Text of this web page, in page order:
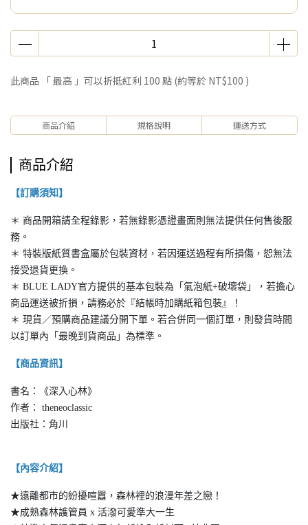
此商品 「 最高 」可以折抵紅利 100 點 (約等於 NT$100 )
商品介紹 規格說明 運送方式
商品介紹
【訂購須知】
＊ 商品開箱請全程錄影，若無錄影憑證畫面則無法提供任何售後服
務。
＊ 特裝版紙質書盒屬於包裝資材，若因運送過程有所損傷，恕無法
接受退貨更換。
＊ BLUE LADY官方提供的基本包裝為「氣泡紙+破壞袋」，若擔心
商品運送被折損，請務必於『結帳時加購紙箱包裝』！
＊ 現貨／預購商品建議分開下單。若合併同一個訂單，則發貨時間
以訂單內「最晚到貨商品」為標準。
【商品資訊】
書名：《深入心林》
作者： theneoclassic
出版社：角川
【內容介紹】
★遠離都市的紛擾喧囂，森林裡的浪漫年差之戀！
★成熟森林護管員 x 活潑可愛準大一生